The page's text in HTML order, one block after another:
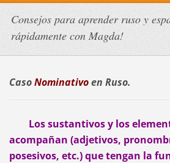
Consejos para aprender ruso y
rápidamente con Magda!
CasoNominativoen Ruso.
Los sustantivos y los
acompañan (adjetivos,
posesivos, etc.) que tengan la